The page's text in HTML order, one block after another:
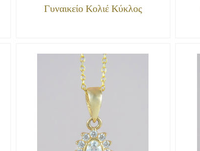
Γυναικείο Κολιέ Κύκλος